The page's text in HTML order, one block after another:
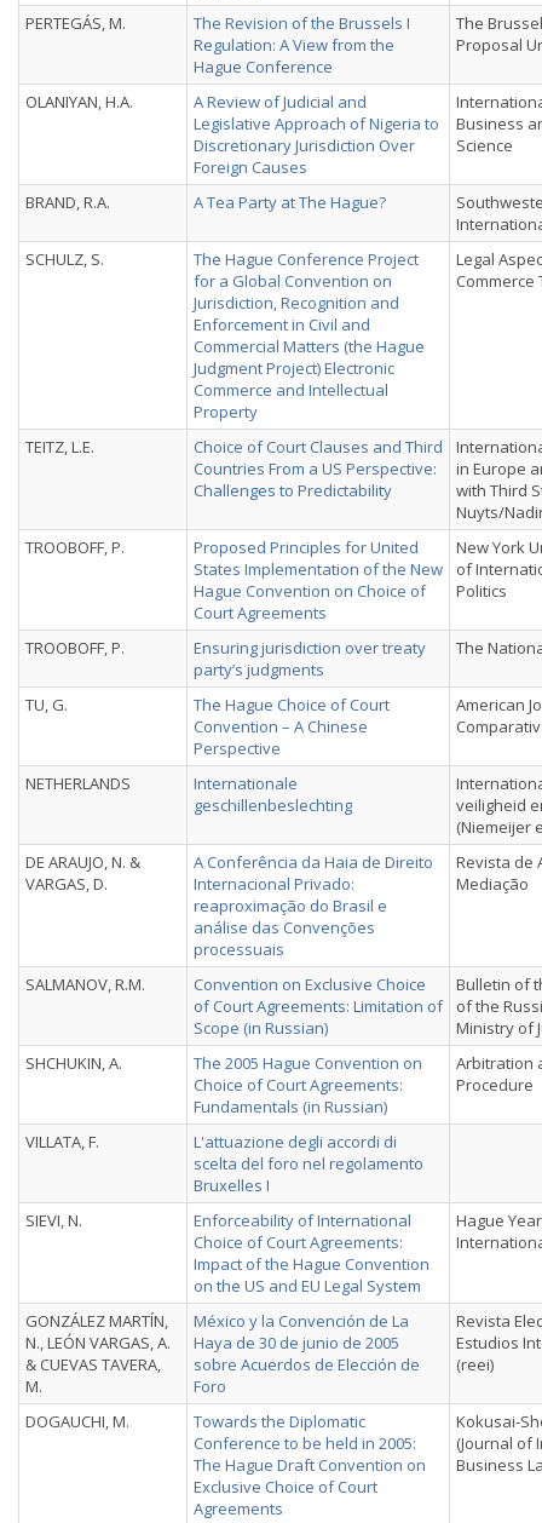
PERTEGÁS, M.
The Revision of the Brussels I
Regulation: A View from the
Hague Conference
The
Proposal
OLANIYAN, H.A.
A Review of Judicial and
Legislative Approach of Nigeria to
Discretionary Jurisdiction Over
Foreign Causes
Business
Science
BRAND, R.A. A Tea Party at The Hague?
SCHULZ, S.
The Hague Conference Project
for a Global Convention on
Jurisdiction, Recognition and
Enforcement in Civil and
Commercial Matters (the Hague
Judgment Project) Electronic
Commerce and Intellectual
Property
Legal
Commerce
TEITZ, L.E.
Choice of Court Clauses and Third
Countries From a US Perspective:
Challenges to Predictability
in Europe
with Third
Nuyts/
TROOBOFF, P.
Proposed Principles for United
States Implementation of the New
Hague Convention on Choice of
Court Agreements
New York
of
Politics
TROOBOFF, P.
Ensuring jurisdiction over treaty
party’s judgments
The
TU, G.
The Hague Choice of Court
Convention – A Chinese
Perspective
American
NETHERLANDS
Internationale
geschillenbeslechting
veiligheid
(Niemeijer
DE ARAUJO, N. &
VARGAS, D.
A Conferência da Haia de Direito
Internacional Privado:
reaproximação do Brasil e
análise das Convenções
processuais
Revista de
Mediação
SALMANOV, R.M.
Convention on Exclusive Choice
of Court Agreements: Limitation of
Scope (in Russian)
Bulletin of
of the
Ministry of
SHCHUKIN, A.
The 2005 Hague Convention on
Choice of Court Agreements:
Fundamentals (in Russian)
Arbitration
Procedure
VILLATA, F.
L'attuazione degli accordi di
scelta del foro nel regolamento
Bruxelles I
SIEVI, N.
Enforceability of International
Choice of Court Agreements:
Impact of the Hague Convention
on the US and EU Legal System
Hague
GONZÁLEZ MARTÍN,
N., LEÓN VARGAS, A.
& CUEVAS TAVERA,
M.
México y la Convención de La
Haya de 30 de junio de 2005
sobre Acuerdos de Elección de
Foro
Revista
Estudios
(reei)
DOGAUCHI, M.
Towards the Diplomatic
Conference to be held in 2005:
The Hague Draft Convention on
Exclusive Choice of Court
Agreements
Kokusai-
(Journal of
Business